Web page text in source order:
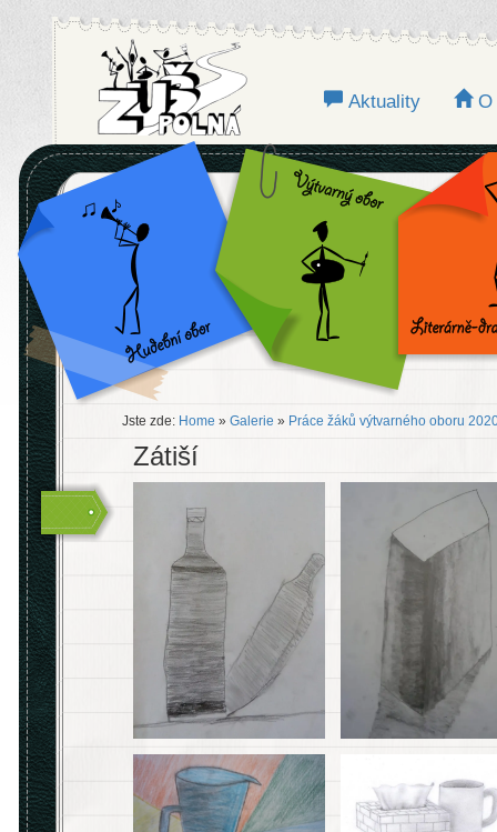
Aktuality O
Jste zde: Home » Galerie » Práce žáků výtvarného oboru
Zátiší